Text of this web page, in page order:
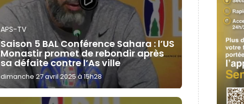
APS-TV
Saison 5 BAL Conférence Sahara : l’US
Monastir promet de rebondir après
sa défaite contre l’As ville
dimanche 27 avril 2025 à 15h28